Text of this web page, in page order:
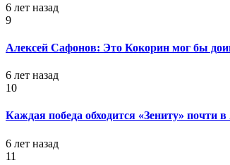
6 лет назад
9
Алексей Сафонов: Это Кокорин мог бы
6 лет назад
10
Каждая победа обходится «Зениту» почти
6 лет назад
11